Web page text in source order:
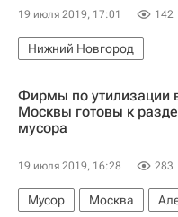
19 июля 2019, 17:01 142
Нижний Новгород
Следственный комитет
Сироты
Фирмы по утилизации
Москвы готовы к
мусора
19 июля 2019, 16:28 283
Мусор Москва